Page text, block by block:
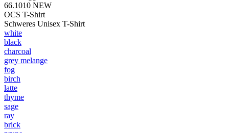
66.1010 NEW
OCS T-Shirt
Schweres Unisex T-Shirt
white
black
charcoal
grey melange
fog
birch
latte
thyme
sage
ray
brick